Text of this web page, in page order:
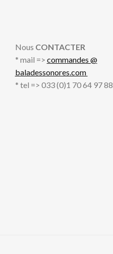
Nous CONTACTER
* mail => commandes @
baladessonores.com
* tel => 033 (0)1 70 64 97 88